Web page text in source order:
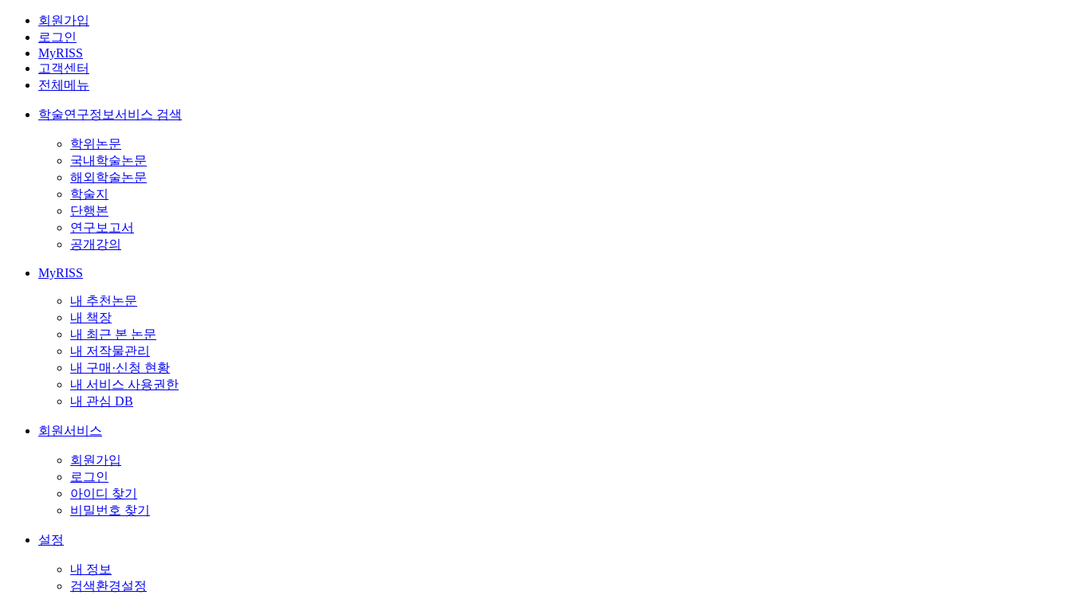
회원가입
로그인
MyRISS
고객센터
전체메뉴
학술연구정보서비스 검색
학위논문
국내학술논문
해외학술논문
학술지
단행본
연구보고서
공개강의
MyRISS
내 추천논문
내 책장
내 최근 본 논문
내 저작물관리
내 구매·신청 현황
내 서비스 사용권한
내 관심 DB
회원서비스
회원가입
로그인
아이디 찾기
비밀번호 찾기
설정
내 정보
검색환경설정